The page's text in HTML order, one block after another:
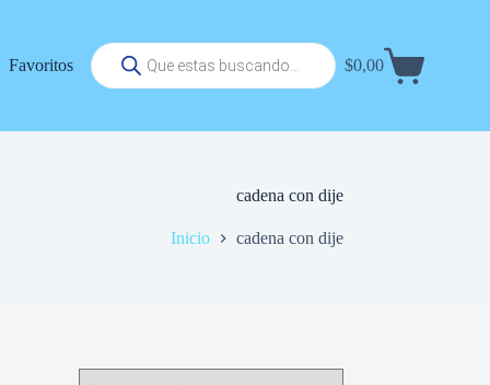
Favoritos
Búsqueda
de
productos
Carrito
$0,00
cadena con dije
Inicio cadena con dije